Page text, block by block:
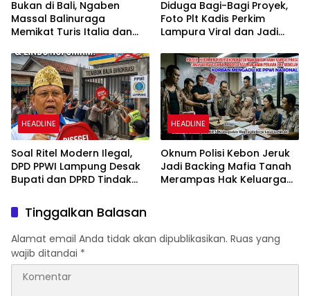
Bukan di Bali, Ngaben
Massal Balinuraga
Memikat Turis Italia dan
Diduga Bagi-Bagi Proyek,
Foto Plt Kadis Perkim
Lampura Viral dan Jadi
Netizen
HEADLINE
Soal Ritel Modern Ilegal,
DPD PPWI Lampung Desak
Bupati dan DPRD Tindak
No 02/2016
HEADLINE
Oknum Polisi Kebon Jeruk
Jadi Backing Mafia Tanah
Merampas Hak Keluarga
Tinggalkan Balasan
Alamat email Anda tidak akan dipublikasikan. Ruas yang
wajib ditandai *